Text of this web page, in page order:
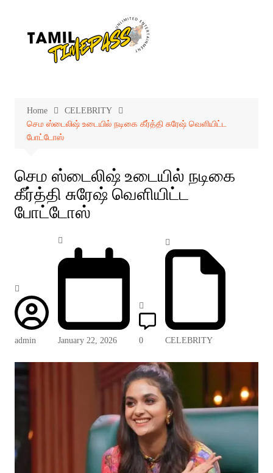
Home
CELEBRITY
செம ஸ்டைலிஷ் உடையில் நடிகை கீர்த்தி சுரேஷ் வெளியிட்ட
போட்டோஸ்
செம ஸ்டைலிஷ் உடையில் நடிகை
கீர்த்தி சுரேஷ் வெளியிட்ட
போட்டோஸ்
admin January 22, 2026 0 CELEBRITY